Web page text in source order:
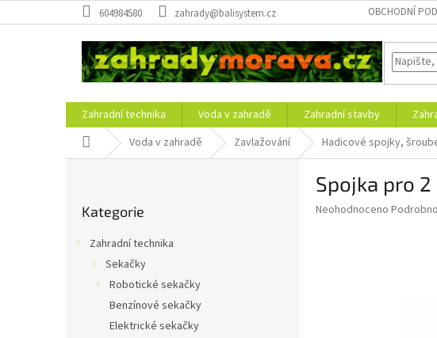
na
604984580 zahrady@balisystem.cz OBCHODNÍ
Zahradní technika Voda v zahradě Zahradní stavby
Domů Voda v zahradě Zavlažování Hadicové spojky,
kategorie
Kategorie
Zahradní technika
Sekačky
Robotické sekačky
Benzínové sekačky
Elektrické sekačky
Spojka pro
Průměrné
Neohodnoceno